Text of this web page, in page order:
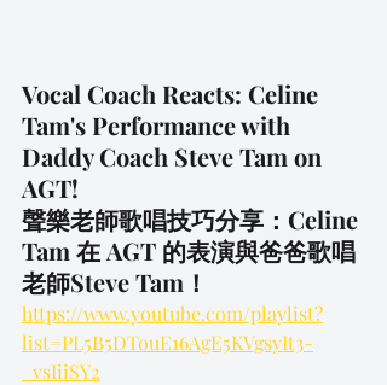
Vocal Coach Reacts: Celine
Tam's Performance with
Daddy Coach Steve Tam on
AGT!
聲樂老師歌唱技巧分享：Celine
Tam 在 AGT 的表演與爸爸歌唱
老師Steve Tam！
https://www.youtube.com/playlist?
list=PL5B5DTouE16AgE5KVgsyIt3-
_vsIiiSY2